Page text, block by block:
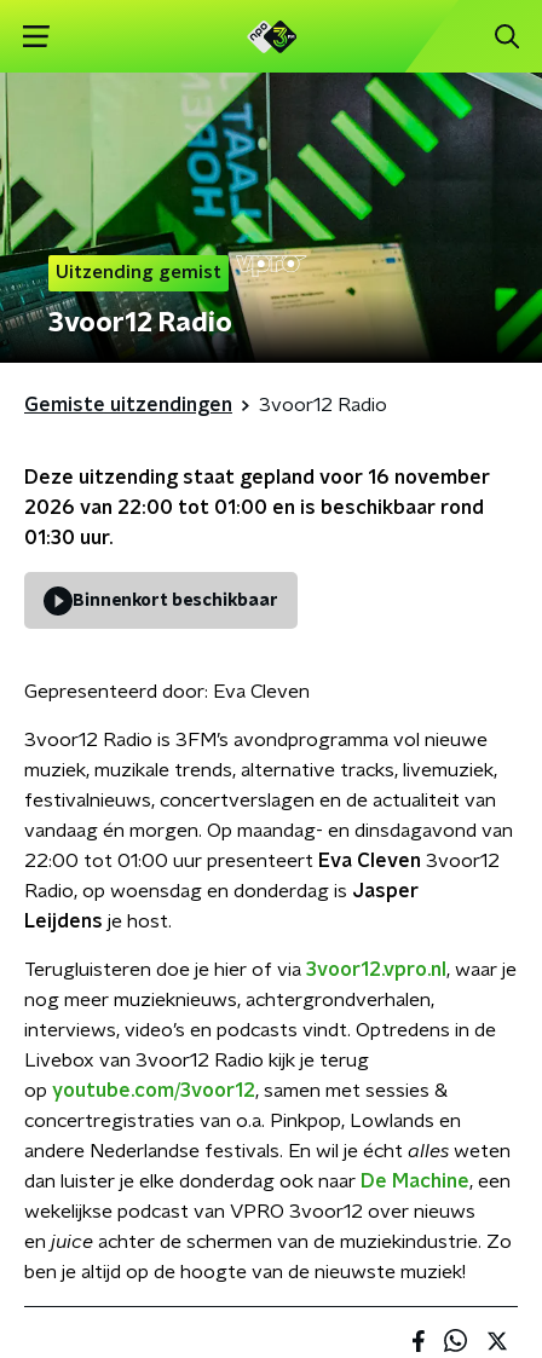
Uitzending gemist
3voor12 Radio
Gemiste uitzendingen 3voor12 Radio
Deze uitzending staat gepland voor 16 november
2026 van 22:00 tot 01:00 en is beschikbaar rond
01:30 uur.
Binnenkort beschikbaar
Gepresenteerd door: Eva Cleven
3voor12 Radio is 3FM’s avondprogramma vol nieuwe
muziek, muzikale trends, alternative tracks, livemuziek,
festivalnieuws, concertverslagen en de actualiteit van
vandaag én morgen. Op maandag- en dinsdagavond van
22:00 tot 01:00 uur presenteert Eva Cleven 3voor12
Radio, op woensdag en donderdag is Jasper
Leijdens je host.
Terugluisteren doe je hier of via 3voor12.vpro.nl , waar je
nog meer muzieknieuws, achtergrondverhalen,
interviews, video’s en podcasts vindt. Optredens in de
Livebox van 3voor12 Radio kijk je terug
op youtube.com/3voor12, samen met sessies &
concertregistraties van o.a. Pinkpop, Lowlands en
andere Nederlandse festivals. En wil je écht alles weten
dan luister je elke donderdag ook naar De Machine, een
wekelijkse podcast van VPRO 3voor12 over nieuws
en juice achter de schermen van de muziekindustrie. Zo
ben je altijd op de hoogte van de nieuwste muziek!